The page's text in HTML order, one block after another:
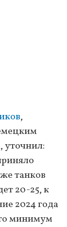
,
уточнил:
танков
20-25, к
2024 года
минимум